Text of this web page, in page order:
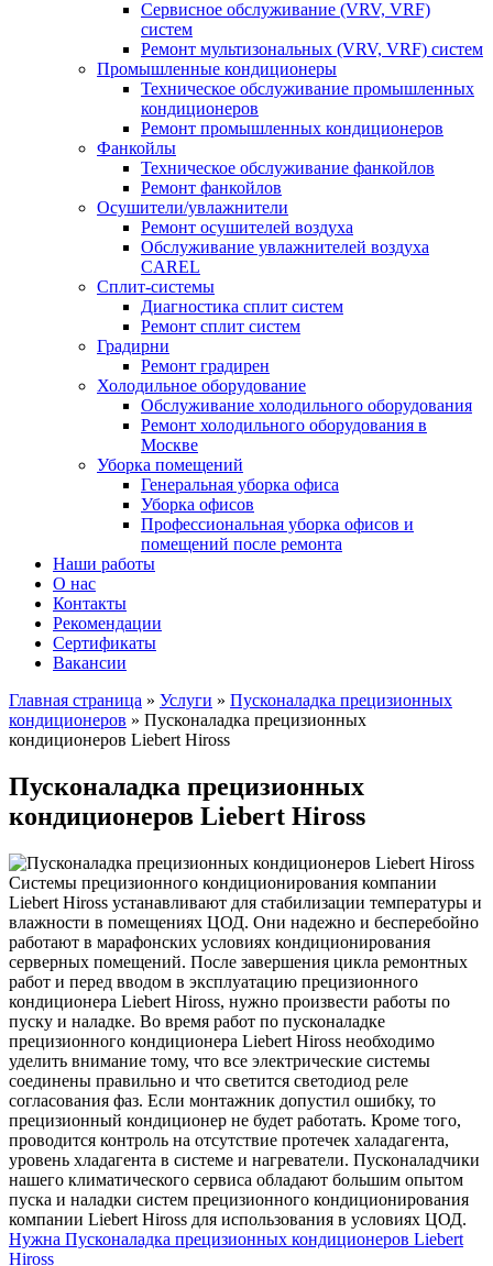
Сервисное обслуживание (VRV, VRF)
систем
Ремонт мультизональных (VRV, VRF) систем
Промышленные кондиционеры
Техническое обслуживание промышленных
кондиционеров
Ремонт промышленных кондиционеров
Фанкойлы
Техническое обслуживание фанкойлов
Ремонт фанкойлов
Осушители/увлажнители
Ремонт осушителей воздуха
Обслуживание увлажнителей воздуха
CAREL
Сплит-системы
Диагностика сплит систем
Ремонт сплит систем
Градирни
Ремонт градирен
Холодильное оборудование
Обслуживание холодильного оборудования
Ремонт холодильного оборудования в
Москве
Уборка помещений
Генеральная уборка офиса
Уборка офисов
Профессиональная уборка офисов и
помещений после ремонта
Наши работы
О нас
Контакты
Рекомендации
Сертификаты
Вакансии
Главная страница » Услуги » Пусконаладка прецизионных
кондиционеров » Пусконаладка прецизионных
кондиционеров Liebert Hiross
Пусконаладка прецизионных
кондиционеров Liebert Hiross
Системы прецизионного кондиционирования компании
Liebert Hiross устанавливают для стабилизации температуры и
влажности в помещениях ЦОД. Они надежно и бесперебойно
работают в марафонских условиях кондиционирования
серверных помещений. После завершения цикла ремонтных
работ и перед вводом в эксплуатацию прецизионного
кондиционера Liebert Hiross, нужно произвести работы по
пуску и наладке. Во время работ по пусконаладке
прецизионного кондиционера Liebert Hiross необходимо
уделить внимание тому, что все электрические системы
соединены правильно и что светится светодиод реле
согласования фаз. Если монтажник допустил ошибку, то
прецизионный кондиционер не будет работать. Кроме того,
проводится контроль на отсутствие протечек халадагента,
уровень хладагента в системе и нагреватели. Пусконаладчики
нашего климатического сервиса обладают большим опытом
пуска и наладки систем прецизионного кондиционирования
компании Liebert Hiross для использования в условиях ЦОД.
Нужна Пусконаладка прецизионных кондиционеров Liebert
Hiross